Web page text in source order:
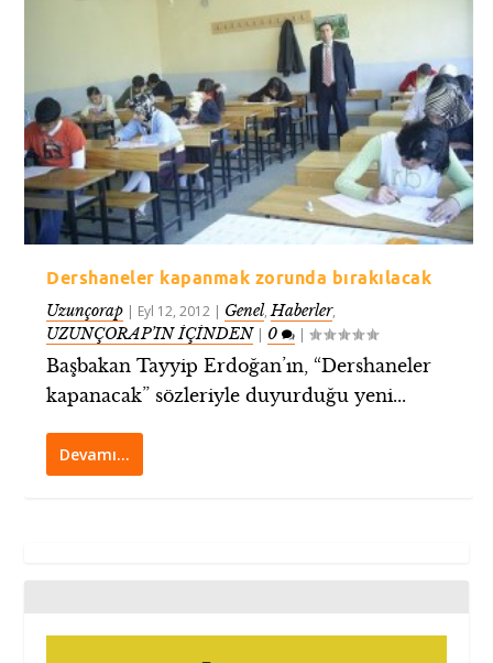
Dershaneler kapanmak zorunda bırakılacak
Uzunçorap | Eyl 12, 2012 | Genel,Haberler,
UZUNÇORAP’IN İÇİNDEN| 0 |
Başbakan Tayyip Erdoğan’ın, “Dershaneler
kapanacak” sözleriyle duyurduğu yeni...
Devamı…